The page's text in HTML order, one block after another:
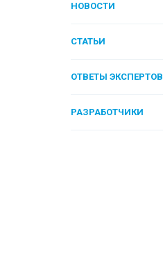
НОВОСТИ
СТАТЬИ
ОТВЕТЫ ЭКСПЕРТОВ
РАЗРАБОТЧИКИ